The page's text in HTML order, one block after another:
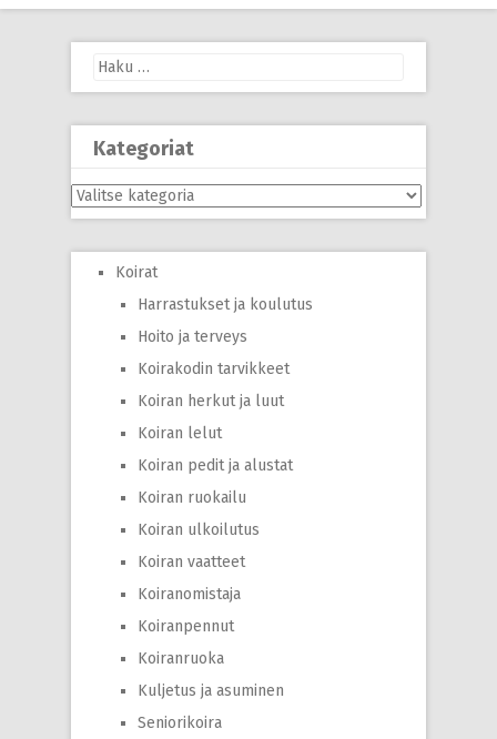
Haku:
Kategoriat
Kategoriat
Koirat
Harrastukset ja koulutus
Hoito ja terveys
Koirakodin tarvikkeet
Koiran herkut ja luut
Koiran lelut
Koiran pedit ja alustat
Koiran ruokailu
Koiran ulkoilutus
Koiran vaatteet
Koiranomistaja
Koiranpennut
Koiranruoka
Kuljetus ja asuminen
Seniorikoira